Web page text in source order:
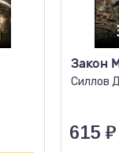
Закон
Силлов
615 ₽